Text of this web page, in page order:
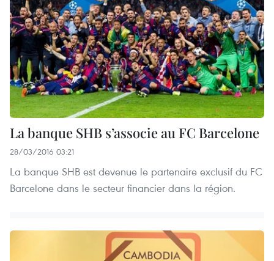
La banque SHB s’associe au FC Barcelone
28/03/2016 03:21
La banque SHB est devenue le partenaire exclusif du FC
Barcelone dans le secteur financier dans la région.